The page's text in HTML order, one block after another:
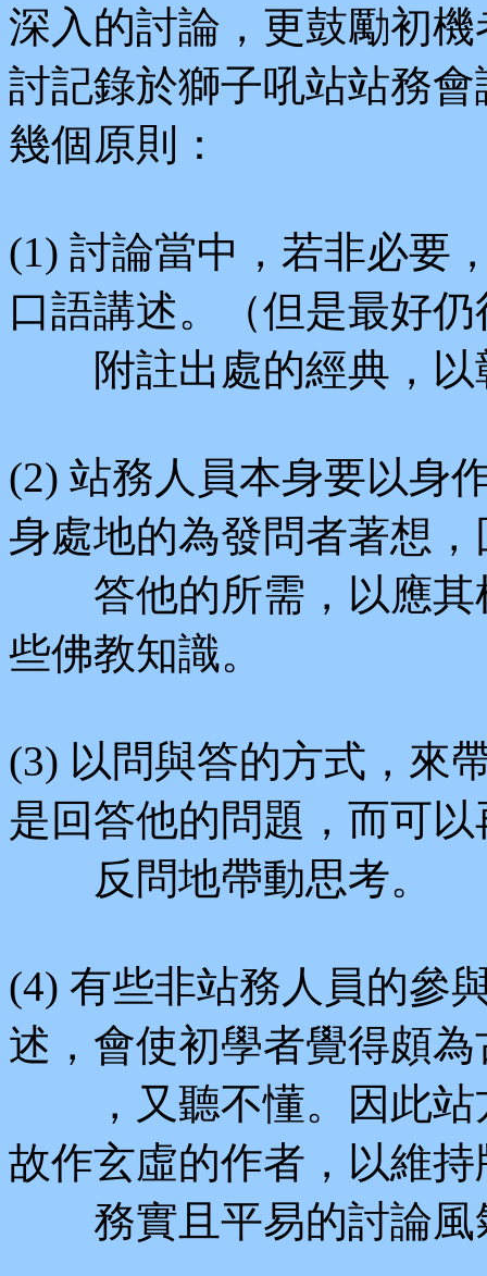
深入的討論，更鼓勵初
討記錄於獅子吼站站務
幾個原則：
(1) 討論當中，若非必要
口語講述。（但是最好仍
附註出處的經典，以
(2) 站務人員本身要以身
身處地的為發問者著想，
答他的所需，以應其
些佛教知識。
(3) 以問與答的方式，來
是回答他的問題，而可以
反問地帶動思考。
(4) 有些非站務人員的參
述，會使初學者覺得頗為
，又聽不懂。因此站
故作玄虛的作者，以維持
務實且平易的討論風